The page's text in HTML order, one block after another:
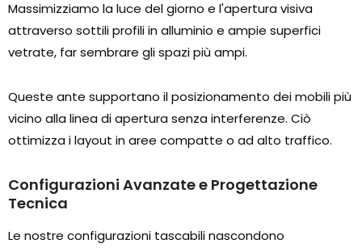
Massimizziamo la luce del giorno e l'apertura visiva
attraverso sottili profili in alluminio e ampie superfici
vetrate, far sembrare gli spazi più ampi.
Queste ante supportano il posizionamento dei mobili più
vicino alla linea di apertura senza interferenze. Ciò
ottimizza i layout in aree compatte o ad alto traffico.
Configurazioni Avanzate e Progettazione
Tecnica
Le nostre configurazioni tascabili nascondono